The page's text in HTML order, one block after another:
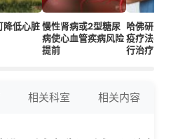
降低心脏 慢性肾病或2型糖尿
病使心血管疾病风险
提前
哈佛研究
疫疗法与
行治疗
相关科室 相关内容